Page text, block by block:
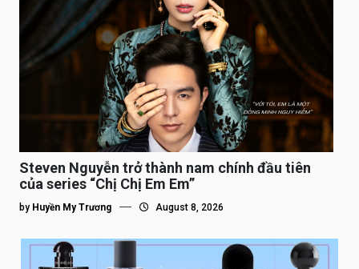
Steven Nguyễn trở thành nam chính đầu tiên
của series “Chị Chị Em Em”
by Huyền My Trương August 8, 2026